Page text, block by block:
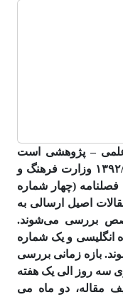
– پژوهشی است
که با مجوز شماره ۲/۲۴۳۲۹ مورخ ۱۳۹۲/۹/۵ وزارت فرهنگ و
۱۳۹۳ به صورت فصلنامه (چهار شماره
اصیل ارسالی به
بررسی می‌شوند.
انگلیسی و یک شماره
بازه زمانی بررسی
سه روز الی یک هفته
مقاله، دو ماه می